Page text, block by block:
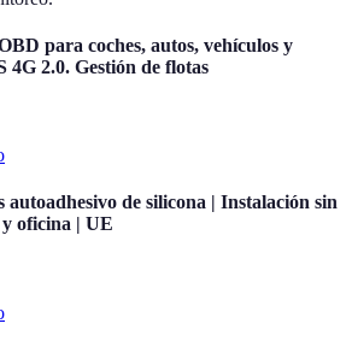
para coches, autos, vehículos y
2.0. Gestión de flotas
autoadhesivo de silicona | Instalación sin
y oficina | UE